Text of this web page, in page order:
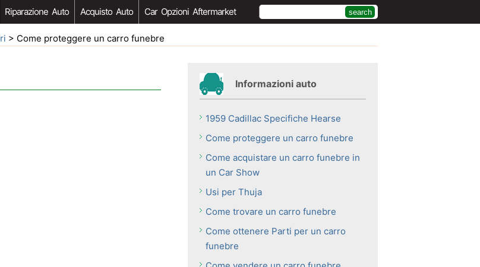
Riparazione Auto Acquisto Auto Car Opzioni Aftermarket
> Come proteggere un carro funebre
Informazioni auto
1959 Cadillac Specifiche Hearse
Come proteggere un carro funebre
Come acquistare un carro funebre in
un Car Show
Usi per Thuja
Come trovare un carro funebre
Come ottenere Parti per un carro
funebre